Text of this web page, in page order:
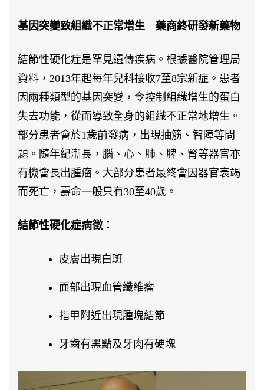
基因突變致組織不正常增生 藥商終研發新藥物
結節性硬化症是罕見遺傳疾病。根據醫院管理局
資料，2013年起每年兒科接收7至8宗新症。患者
因兩種類型的基因突變，令控制組織增生的蛋白
失去功能，從而導致全身的組織不正常地增生。
部分患者會於1歲前發病，出現抽筋、智障等問
題。隨年紀漸長，腦、心、肺、脾、腎等器官亦
有機會長出腫瘤。大部分患者最終會因器官衰竭
而死亡，壽命一般只有30至40歲。
結節性硬化症病徵：
皮膚出現白斑
面部出現血管纖維瘤
指甲附近出現腫塊結節
牙齒有黑點及牙肉有硬塊